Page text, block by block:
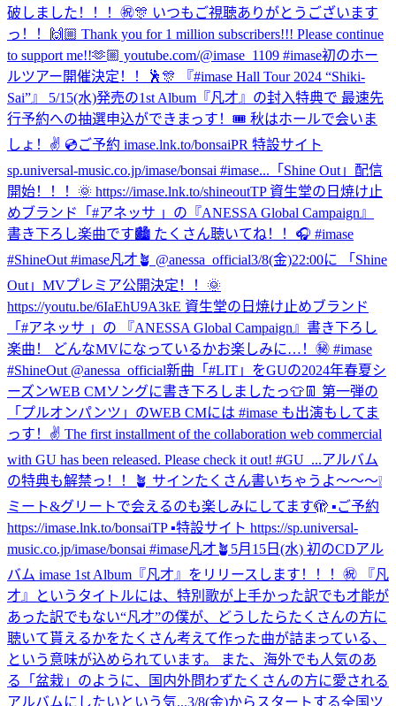
破しました！！！㊗️🎊 いつもご視聴ありがとうございます
っ！！🙌🏼 Thank you for 1 million subscribers!!! Please continue
to support me!!🫶🏼 youtube.com/@imase_1109 #imase初のホー
ルツアー開催決定！！🕺🎊 『#imase Hall Tour 2024 “Shiki-
Sai”』 5/15(水)発売の1st Album『凡才』の封入特典で 最速先
行予約への抽選申込ができまっす！🎟 秋はホールで会いま
しょ！✌️ 💿ご予約 imase.lnk.to/bonsaiPR 特設サイト
sp.universal-music.co.jp/imase/bonsai #imase... 「Shine Out」配信
開始！！！🌞 https://imase.lnk.to/shineoutTP 資生堂の日焼け止
めブランド「#アネッサ 」の『ANESSA Global Campaign』
書き下ろし楽曲です🏙️ たくさん聴いてね！！🎧 #imase
#ShineOut #imase凡才🪴 @anessa_official3/8(金)22:00に 「Shine
Out」MVプレミア公開決定！！🌞
https://youtu.be/6IaEhU9A3kE 資生堂の日焼け止めブランド
「#アネッサ 」の 『ANESSA Global Campaign』書き下ろし
楽曲！ どんなMVになっているかお楽しみに…！㊙️ #imase
#ShineOut @anessa_official新曲「#LIT」をGUの2024年春夏シ
ーズンWEB CMソングに書き下ろしましたっ👕👖 第一弾の
「プルオンパンツ」のWEB CMには #imase も出演もしてま
っす！✌️ The first installment of the collaboration web commercial
with GU has been released. Please check it out! #GU_...アルバム
の特典も解禁っ！！🪴 サインたくさん書いちゃうよ〜〜〜❕
ミート&グリートで会えるのも楽しみにしてます🫣 ▪️ご予約
https://imase.lnk.to/bonsaiTP ▪️特設サイト https://sp.universal-
music.co.jp/imase/bonsai #imase凡才🪴 5月15日(水) 初のCDアル
バム imase 1st Album『凡才』をリリースします！！！㊗ 『凡
才』というタイトルには、特別歌が上手かった訳でも才能が
あった訳でもない“凡才”の僕が、どうしたらたくさんの方に
聴いて貰えるかをたくさん考えて作った曲が詰まっている、
という意味が込められています。 また、海外でも人気のあ
る「盆栽」のように、国内外問わずたくさんの方に愛される
アルバムにしたいという気...3/8(金)からスタートする全国ツ